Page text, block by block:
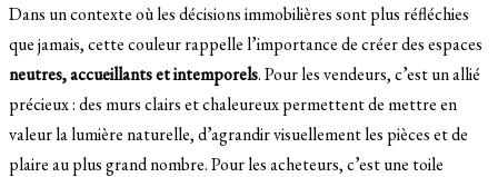
Dans un contexte où les décisions immobilières sont plus réfléchies
que jamais, cette couleur rappelle l’importance de créer des espaces
neutres, accueillants et intemporels. Pour les vendeurs, c’est un allié
précieux : des murs clairs et chaleureux permettent de mettre en
valeur la lumière naturelle, d’agrandir visuellement les pièces et de
plaire au plus grand nombre. Pour les acheteurs, c’est une toile